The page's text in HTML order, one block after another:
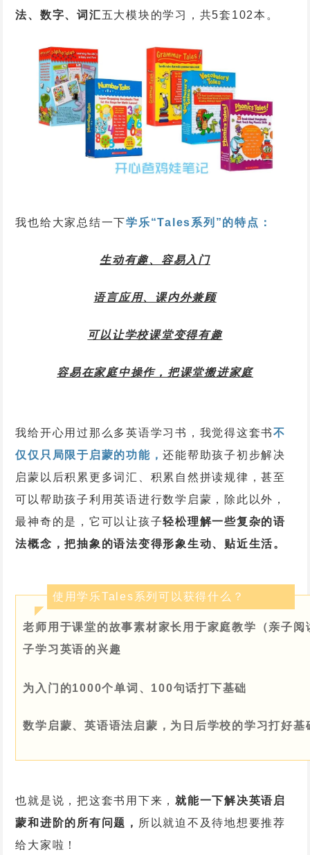
法、数字、词汇五大模块的学习，共5套102本。
我也给大家总结一下学乐“Tales系列”的特点：
生动有趣、容易入门
语言应用、课内外兼顾
可以让学校课堂变得有趣
容易在家庭中操作，把课堂搬进家庭
我给开心用过那么多英语学习书，我觉得这套书不
仅仅只局限于启蒙的功能，还能帮助孩子初步解决
启蒙以后积累更多词汇、积累自然拼读规律，甚至
可以帮助孩子利用英语进行数学启蒙，除此以外，
最神奇的是，它可以让孩子轻松理解一些复杂的语
法概念，把抽象的语法变得形象生动、贴近生活。
使用学乐Tales系列可以获得什么？
老师用于课堂的故事素材家长用于家庭教学（亲子阅
子学习英语的兴趣
为入门的1000个单词、100句话打下基础
数学启蒙、英语语法启蒙，为日后学校的学习打好基
也就是说，把这套书用下来，就能一下解决英语启
蒙和进阶的所有问题， 所以就迫不及待地想要推荐
给大家啦！